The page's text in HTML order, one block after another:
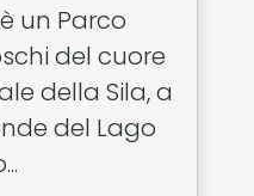
un Parco
del cuore
della Sila, a
del Lago